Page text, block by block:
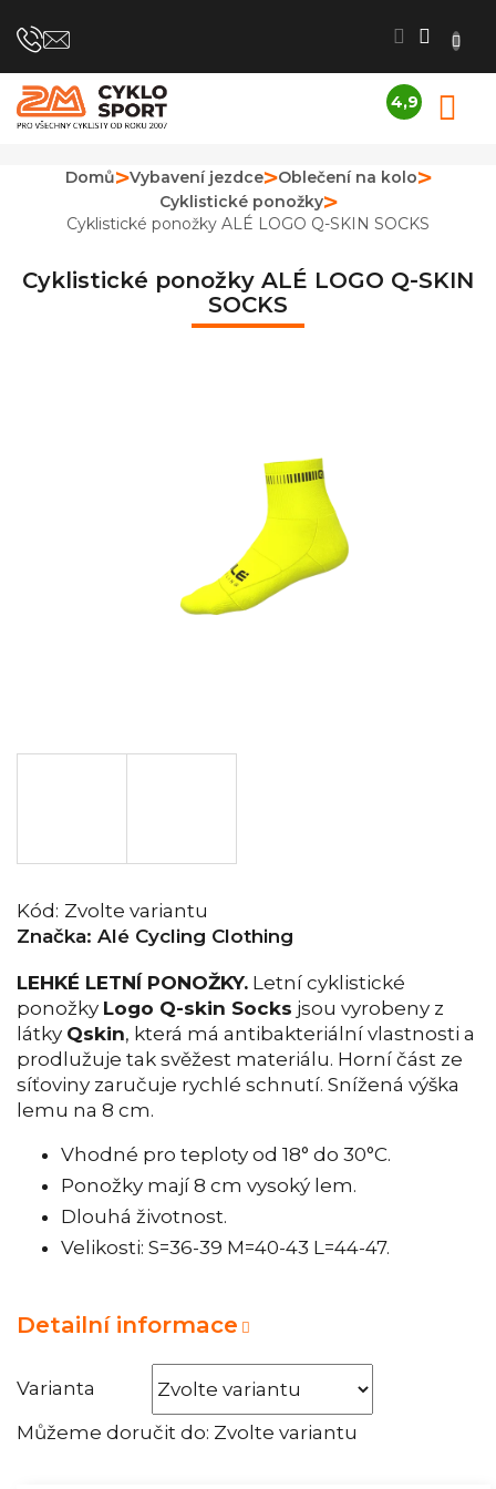
na
4,9
obchodu
je
z
Domů Vybavení jezdce
Oblečení na kolo
Cyklistické ponožky
Cyklistické ponožky ALÉ LOGO Q-SKIN SOCKS
Cyklistické ponožky ALÉ LOGO Q-SKIN
SOCKS
Kód: Zvolte variantu
Značka: Alé Cycling Clothing
Varianta
Můžeme doručit do: Zvolte variantu
LEHKÉ LETNÍ PONOŽKY. Letní cyklistické
ponožky Logo Q-skin Socks jsou vyrobeny z
látky Qskin, která má antibakteriální vlastnosti a
prodlužuje tak svěžest materiálu. Horní část ze
síťoviny zaručuje rychlé schnutí. Snížená výška
lemu na 8 cm.
Vhodné pro teploty od 18° do 30°C.
Ponožky mají 8 cm vysoký lem.
Dlouhá životnost.
Velikosti: S=36-39 M=40-43 L=44-47.
Detailní informace